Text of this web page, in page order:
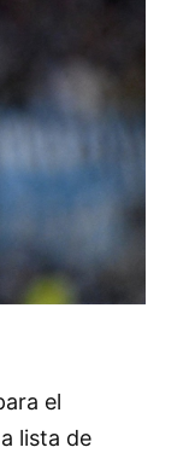
el
lista de